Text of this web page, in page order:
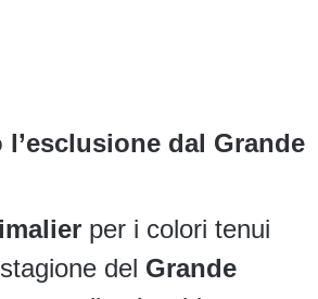
dal Grande
per i colori tenui
del Grande